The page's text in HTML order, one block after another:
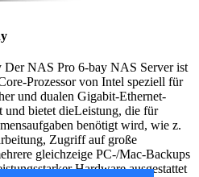
Der NAS Pro 6-bay NAS Server ist
Prozessor von Intel speziell für
und dualen Gigabit-Ethernet-
und bietet dieLeistung, die für
benötigt wird, wie z.
Zugriff auf große
gleichzeige PC-/Mac-Backups
Hardware ausgestattet